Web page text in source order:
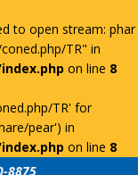
to open stream: phar
TR" in
on line 8
TR' for
pear') in
on line 8
8875